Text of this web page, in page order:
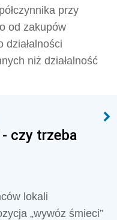
przy
od zakupów
działalności
niż działalność
czy trzeba
lokali
„wywóz śmieci”